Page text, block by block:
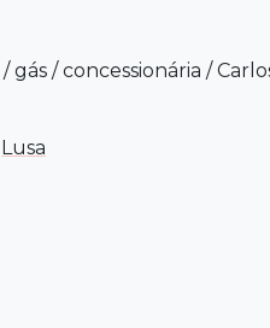
/gás /concessionária /
Lusa